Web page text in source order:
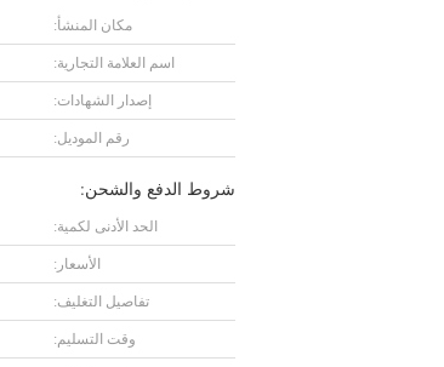
مكان المنشأ:
اسم العلامة التجارية:
إصدار الشهادات:
رقم الموديل:
شروط الدفع والشحن:
الحد الأدنى لكمية:
الأسعار:
تفاصيل التغليف:
وقت التسليم: